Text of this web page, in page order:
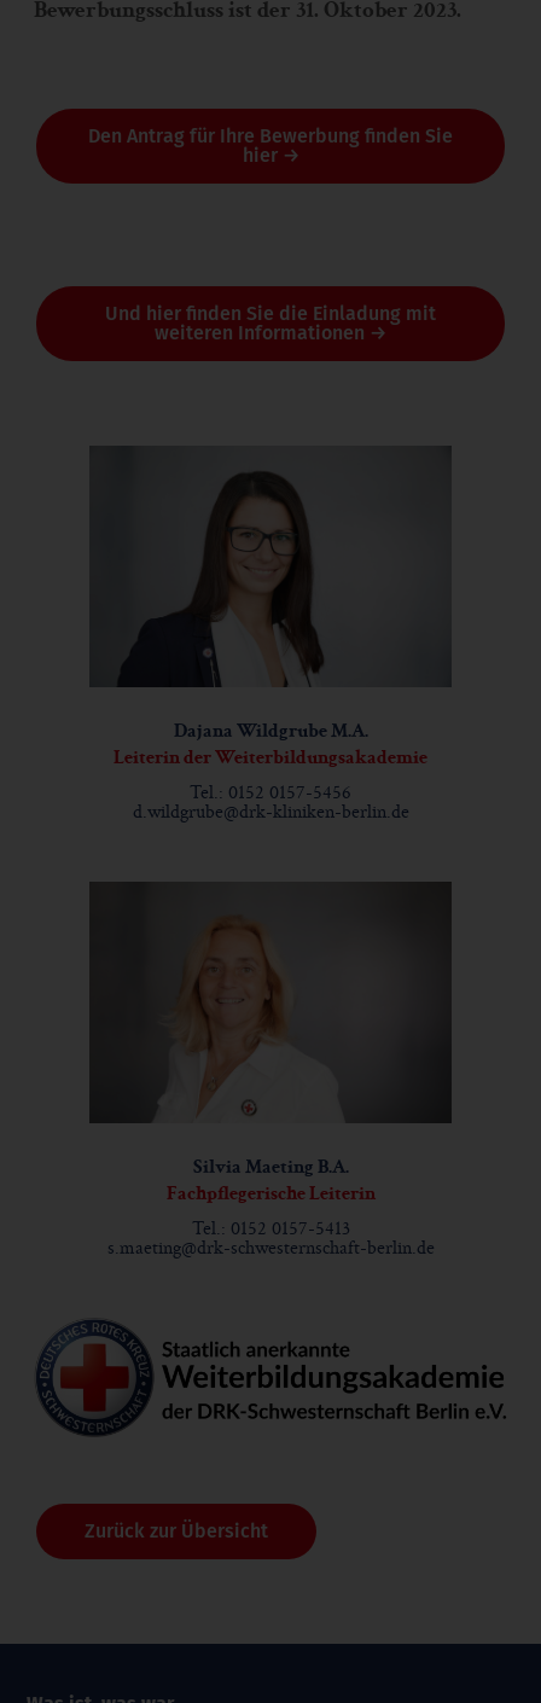
Bewerbungsschluss ist der 31. Oktober 2023.
Den Antrag für Ihre Bewerbung finden Sie
hier →
Und hier finden Sie die Einladung mit
weiteren Informationen →
Dajana Wildgrube M.A.
Leiterin der Weiterbildungsakademie
Tel.: 0152 0157-5456
d.wildgrube@drk-kliniken-berlin.de
Silvia Maeting B.A.
Fachpflegerische Leiterin
Tel.: 0152 0157-5413
s.maeting@drk-schwesternschaft-berlin.de
Zurück zur Übersicht